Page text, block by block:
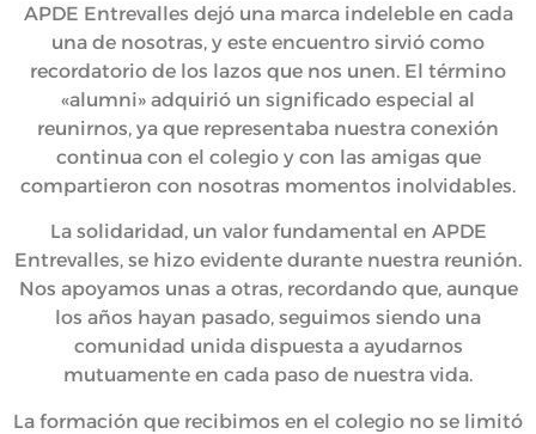
APDE Entrevalles dejó una marca indeleble en cada
una de nosotras, y este encuentro sirvió como
recordatorio de los lazos que nos unen. El término
«alumni» adquirió un significado especial al
reunirnos, ya que representaba nuestra conexión
continua con el colegio y con las amigas que
compartieron con nosotras momentos inolvidables.
La solidaridad, un valor fundamental en APDE
Entrevalles, se hizo evidente durante nuestra reunión.
Nos apoyamos unas a otras, recordando que, aunque
los años hayan pasado, seguimos siendo una
comunidad unida dispuesta a ayudarnos
mutuamente en cada paso de nuestra vida.
La formación que recibimos en el colegio no se limitó